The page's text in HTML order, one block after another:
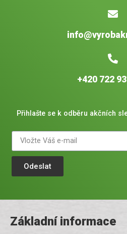
+420 722
Přihlašte se k odběru akčních
Odeslat
Základní informace